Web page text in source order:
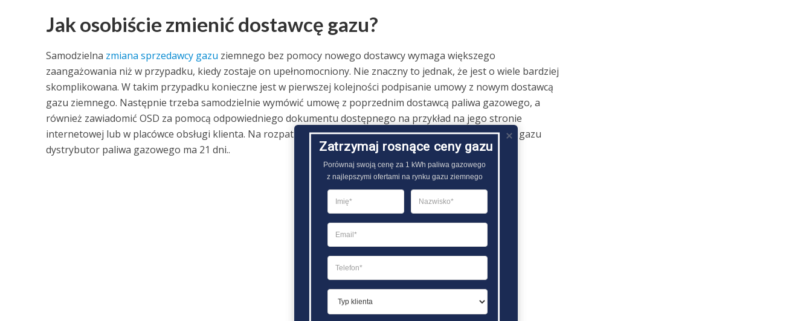
Jak osobiście zmienić dostawcę gazu?
Samodzielna zmiana sprzedawcy gazu ziemnego bez pomocy nowego dostawcy wymaga większego
zaangażowania niż w przypadku, kiedy zostaje on upełnomocniony. Nie znaczny to jednak, że jest o wiele bardziej
skomplikowana. W takim przypadku konieczne jest w pierwszej kolejności podpisanie umowy z nowym dostawcą
gazu ziemnego. Następnie trzeba samodzielnie wymówić umowę z poprzednim dostawcą paliwa gazowego, a
również zawiadomić OSD za pomocą odpowiedniego dokumentu dostępnego na przykład na jego stronie
internetowej lub w placówce obsługi klienta. Na rozpatrzenie druku dotyczącego zmienienia sprzedawcy gazu
dystrybutor paliwa gazowego ma 21 dni..
Zatrzymaj rosnące ceny gazu
Porównaj swoją cenę za 1 kWh paliwa gazowego
z najlepszymi ofertami na rynku gazu ziemnego